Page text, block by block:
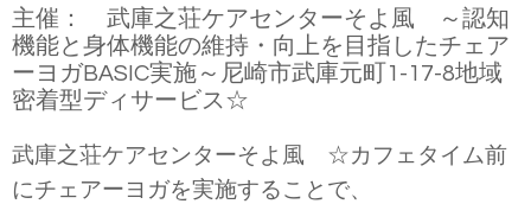
主催： 武庫之荘ケアセンターそよ風 ～認知
機能と身体機能の維持・向上を目指したチェア
ーヨガBASIC実施～尼崎市武庫元町1-17-8地域
密着型ディサービス☆
武庫之荘ケアセンターそよ風 ☆カフェタイム前
にチェアーヨガを実施することで、